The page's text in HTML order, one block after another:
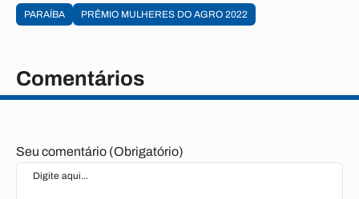
PARAÍBA PRÊMIO MULHERES DO AGRO 2022
Comentários
Seu comentário (Obrigatório)